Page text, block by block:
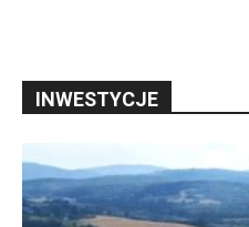
INWESTYCJE